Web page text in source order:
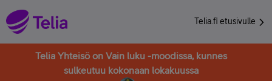
Telia.fi etusivulle
Telia Yhteisö on Vain luku -moodissa, kunnes
sulkeutuu kokonaan lokakuussa